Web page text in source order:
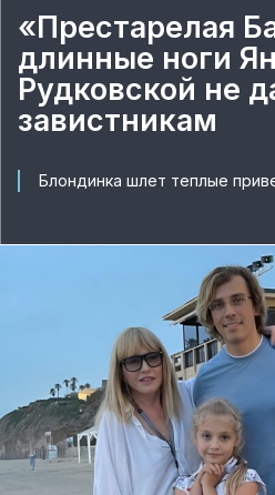
«Престарелая
длинные ноги
Рудковской не
завистникам
Блондинка шлет теплые